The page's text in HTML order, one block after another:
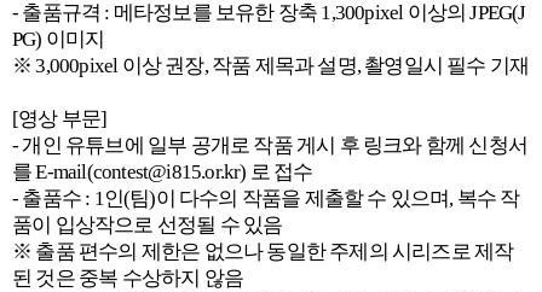
- 출품규격 : 메타정보를 보유한 장축 1,300pixel 이상의 JPEG(J
PG) 이미지
※ 3,000pixel 이상 권장, 작품 제목과 설명, 촬영일시 필수 기재
[영상 부문]
- 개인 유튜브에 일부 공개로 작품 게시 후 링크와 함께 신청서
를 E-mail(contest@i815.or.kr) 로 접수
- 출품수 : 1인(팀)이 다수의 작품을 제출할 수 있으며, 복수 작
품이 입상작으로 선정될 수 있음
※ 출품 편수의 제한은 없으나 동일한 주제의 시리즈로 제작
된 것은 중복 수상하지 않음